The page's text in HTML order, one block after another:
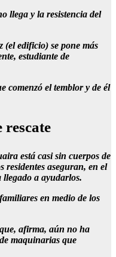
llega y la resistencia del
(el edificio) se pone más
estudiante de
comenzó el temblor y de él
rescate
está casi sin cuerpos de
residentes aseguran, en el
llegado a ayudarlos.
en medio de los
afirma, aún no ha
maquinarias que